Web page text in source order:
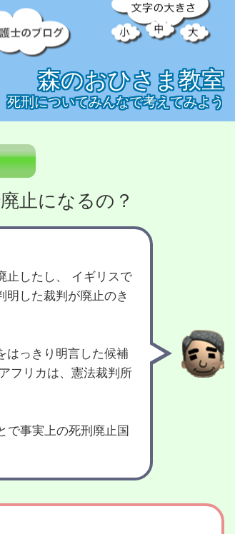
森のおひさま教室
死刑についてみんなで考えてみよう
止になるの？
止したし、 イギリスで
明した裁判が廃止のき
はっきり明言した候補
フリカは、憲法裁判所
で事実上の死刑廃止国